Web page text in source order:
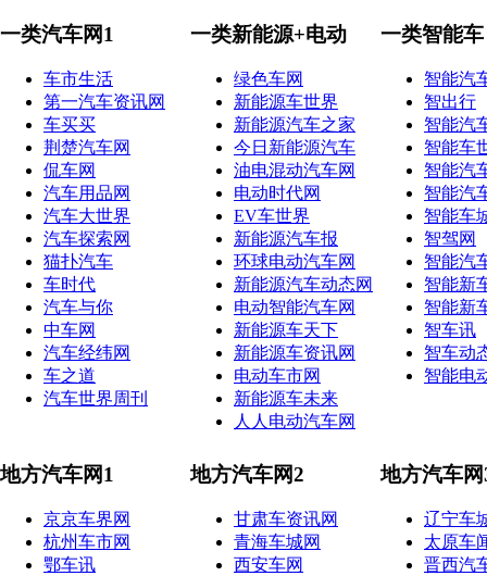
一类汽车网1
车市生活
第一汽车资讯网
车买买
荆楚汽车网
侃车网
汽车用品网
汽车大世界
汽车探索网
猫扑汽车
车时代
汽车与你
中车网
汽车经纬网
车之道
汽车世界周刊
一类新能源+电动
绿色车网
新能源车世界
新能源汽车之家
今日新能源汽车
油电混动汽车网
电动时代网
EV车世界
新能源汽车报
环球电动汽车网
新能源汽车动态网
电动智能汽车网
新能源车天下
新能源车资讯网
电动车市网
新能源车未来
人人电动汽车网
一类智能车
智能汽
智出行
智能汽
智能车
智能汽
智能汽
智能车
智驾网
智能汽
智能新
智能新
智车讯
智车动
智能电
地方汽车网1
京京车界网
杭州车市网
鄂车讯
地方汽车网2
甘肃车资讯网
青海车城网
西安车网
地方汽车网
辽宁车
太原车
晋西汽